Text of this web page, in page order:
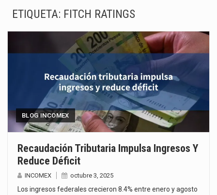
El Tribunal Federal de Justicia Administrativa (TFJA), a través de su Segunda Sala Regional en…
El mercado laboral mexicano muestra un proceso de precarización sin señales de mejora, según el…
La Cámara Minera de México (Camimex) proyecta una inversión total de 6,402.2 millones de dólares…
ETIQUETA: FITCH RATINGS
BLOG INCOMEX
Recaudación Tributaria Impulsa Ingresos Y
Reduce Déficit
INCOMEX octubre 3, 2025
Los ingresos federales crecieron 8.4% entre enero y agosto